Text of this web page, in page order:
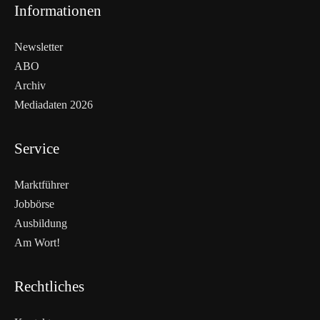
Informationen
Newsletter
ABO
Archiv
Mediadaten 2026
Service
Marktführer
Jobbörse
Ausbildung
Am Wort!
Rechtliches